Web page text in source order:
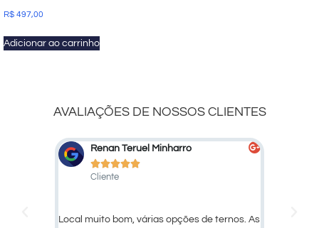
R$ 497,00
Adicionar ao carrinho
AVALIAÇÕES DE NOSSOS CLIENTES
opções de ternos. As
Marcelo Marcato
Ótimo atendimento e qualidade dos